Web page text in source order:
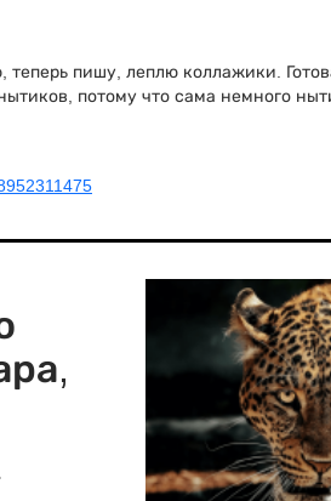
пишу, леплю коллажики.
потому что сама немного